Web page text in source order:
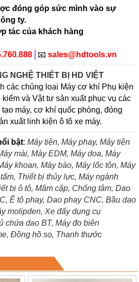
đóng góp sức mình vào sự
ty.
tác của khách hàng
📧 sales@hdtools.vn
NGHỆ THIẾT BỊ HD VIỆT
các chủng loại Máy cơ khí Phụ kiện
và Vật tư sản xuất phục vụ các
máy, cơ khí quốc phòng, đóng
xuất linh kiện ô tô xe máy.
bật: Máy tiện, Máy phay, Máy tiện
mài, Máy EDM, Máy doa, Máy
khoan, Máy bào, Máy lốc tôn, Máy
Thiết bị thủy lực, Máy ngành
bị ô tô, Mâm cặp, Chống tâm, Dao
Ê tô phay, Dao phay CNC, Bầu dao
molipden, Xe đẩy dụng cụ
chứa dao BT, Máy đo biên
Đồng hồ so, Thanh thước